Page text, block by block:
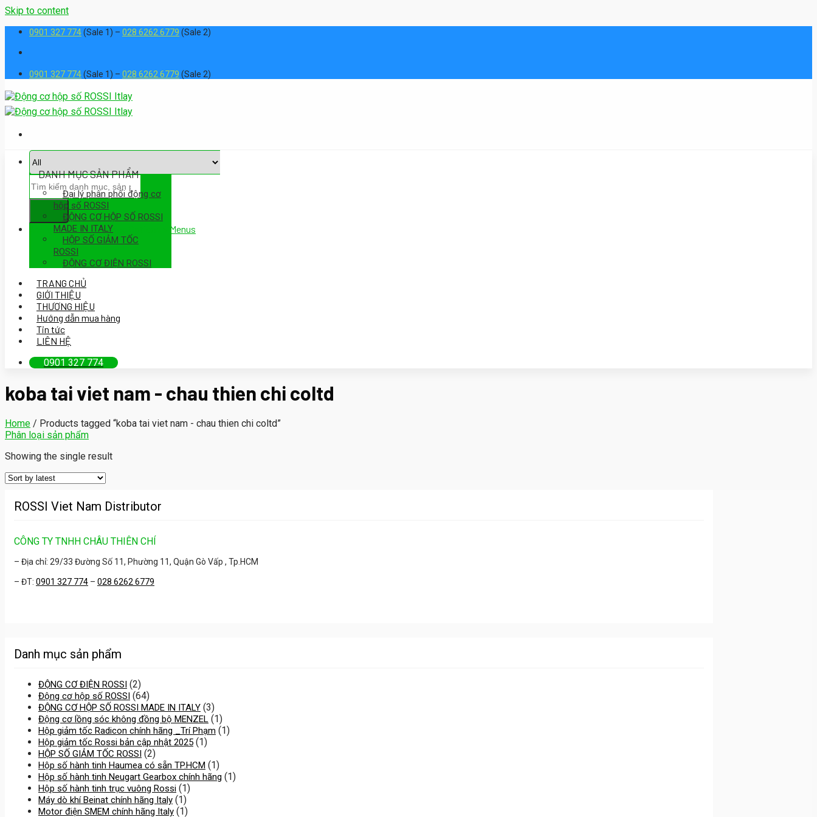
Skip to content
0901 327 774(Sale 1) – 028 6262 6779 (Sale 2)
0901 327 774(Sale 1) – 028 6262 6779 (Sale 2)
Assign a menu in Theme Options > Menus
DANH MỤC SẢN PHẨM
Đại lý phân phối động cơ
hộp số ROSSI
ĐỘNG CƠ HỘP SỐ ROSSI
MADE IN ITALY
HỘP SỐ GIẢM TỐC
ROSSI
ĐỘNG CƠ ĐIỆN ROSSI
TRANG CHỦ
GIỚI THIỆU
THƯƠNG HIỆU
Hướng dẫn mua hàng
Tin tức
LIÊN HỆ
0901 327 774
koba tai viet nam - chau thien chi coltd
Home / Products tagged “koba tai viet nam - chau thien chi coltd”
Phân loại sản phẩm
Showing the single result
ROSSI Viet Nam Distributor
CÔNG TY TNHH CHÂU THIÊN CHÍ
– Địa chỉ: 29/33 Đường Số 11, Phường 11, Quận Gò Vấp , Tp.HCM
– ĐT: 0901 327 774 – 028 6262 6779
Danh mục sản phẩm
ĐỘNG CƠ ĐIỆN ROSSI (2)
Động cơ hộp số ROSSI (64)
ĐỘNG CƠ HỘP SỐ ROSSI MADE IN ITALY (3)
Động cơ lồng sóc không đồng bộ MENZEL (1)
Hộp giảm tốc Radicon chính hãng _Trí Phạm (1)
Hộp giảm tốc Rossi bản cập nhật 2025 (1)
HỘP SỐ GIẢM TỐC ROSSI (2)
Hộp số hành tinh Haumea có sẵn TP.HCM (1)
Hộp số hành tinh Neugart Gearbox chính hãng (1)
Hộp số hành tinh trục vuông Rossi (1)
Máy dò khí Beinat chính hãng Italy (1)
Motor điện SMEM chính hãng Italy (1)